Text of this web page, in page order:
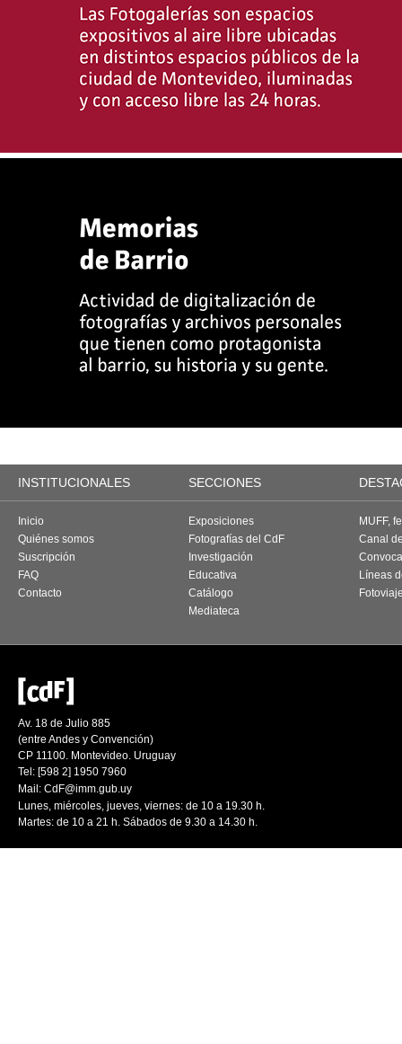
INSTITUCIONALES SECCIONES
Inicio
Quiénes somos
Suscripción
FAQ
Contacto
Exposiciones
Fotografías del CdF
Investigación
Educativa
Catálogo
Mediateca
MUFF,
Canal
Líneas
Av. 18 de Julio 885
(entre Andes y Convención)
CP 11100. Montevideo. Uruguay
Tel: [598 2] 1950 7960
Mail: CdF@imm.gub.uy
Lunes, miércoles, jueves, viernes: de 10 a 19.30 h.
Martes: de 10 a 21 h. Sábados de 9.30 a 14.30 h.